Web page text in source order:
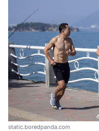
static.boredpanda.com